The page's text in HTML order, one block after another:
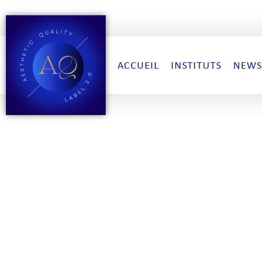
ACCUEIL INSTITUTS NEWS